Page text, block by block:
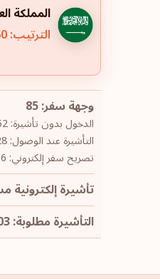
المملكة
الترتيب: 60
وجهة سفر: 85
الدخول بدون تأشيرة: 52
التأشيرة عند الوصول: 28
تصريح سفر إلكتروني: 6
تأشيرة إلكترونية
التأشيرة مطلوبة: 103